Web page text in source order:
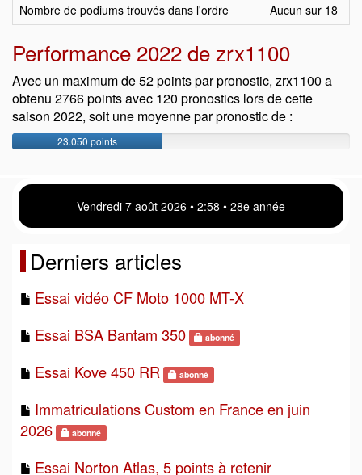
Nombre de podiums trouvés dans l'ordre Aucun sur 18
Performance 2022 de zrx1100
Avec un maximum de 52 points par pronostic, zrx1100 a
obtenu 2766 points avec 120 pronostics lors de cette
saison 2022, soit une moyenne par pronostic de :
23.050 points
Vendredi 7 août 2026 • 2 58 • 28e année
Derniers articles
Essai vidéo CF Moto 1000 MT-X
Essai BSA Bantam 350
abonné
Essai Kove 450 RR abonné
Immatriculations Custom en France en juin
2026
abonné
Essai Norton Atlas, 5 points à retenir